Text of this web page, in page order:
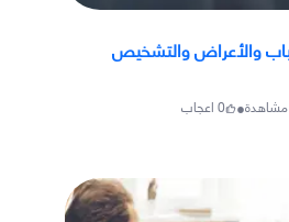
والأعراض والتشخيص
مشاهدة•
0اعجاب